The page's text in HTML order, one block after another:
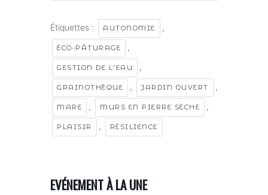
Étiquettes : AUTONOMIE ,
ÉCO-PÂTURAGE ,
GESTION DE L'EAU ,
GRAINOTHÈQUE , JARDIN OUVERT ,
MARE , MURS EN PIERRE SÈCHE ,
PLAISIR , RÉSILIENCE
EVÉNEMENT À LA UNE